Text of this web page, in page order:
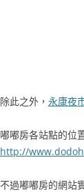
除此之外， 永康夜
嘟嘟房各站點的位
http://
不過嘟嘟房的網站